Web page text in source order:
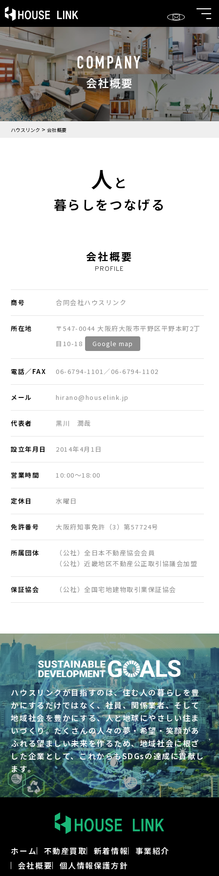
COMPANY
会社概要
ハウスリンク >会社概要
人 と
暮らしをつなげる
会社概要
PROFILE
商号 合同会社ハウスリンク
所在地
〒547-0044 大阪府大阪市平野区平野本町2丁
目10-18
Google map
電話／FAX 06-6794-1101／06-6794-1102
メール hirano@houselink.jp
代表者 黒川 潤哉
設立年月日 2014年4月1日
営業時間 10:00〜18:00
定休日 水曜日
免許番号 大阪府知事免許（3）第57724号
所属団体
（公社）全日本不動産協会会員
（公社）近畿地区不動産公正取引協議会加盟
保証協会 （公社）全国宅地建物取引業保証協会
ハウスリンクが目指すのは、住む人の暮らしを豊
かにするだけではなく、社員、関係業者、そして
地域社会を豊かにする、人と地球にやさしい住ま
いづくり。たくさんの人々の夢・希望・笑顔があ
ふれる望ましい未来を作るため、地域社会に根ざ
した企業として、これからもSDGsの達成に貢献し
ます。
ホーム 不動産買取 新着情報
事業紹介
会社概要
個人情報保護方針